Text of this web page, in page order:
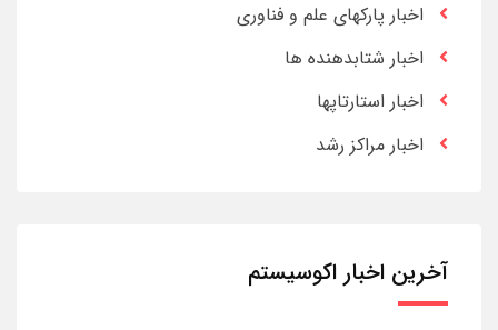
اخبار پارکهای علم و فناوری
اخبار شتابدهنده ها
اخبار استارتاپها
اخبار مراکز رشد
آخرین اخبار اکوسیستم